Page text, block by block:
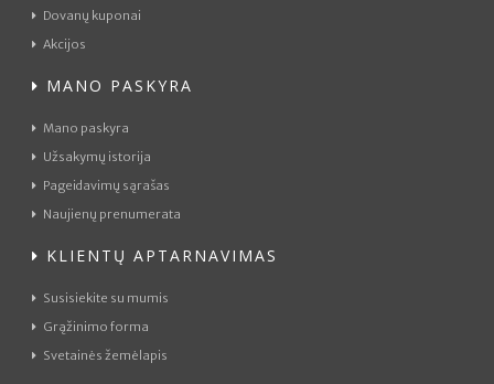
Dovanų kuponai
Akcijos
MANO PASKYRA
Mano paskyra
Užsakymų istorija
Pageidavimų sąrašas
Naujienų prenumerata
KLIENTŲ APTARNAVIMAS
Susisiekite su mumis
Grąžinimo forma
Svetainės žemėlapis